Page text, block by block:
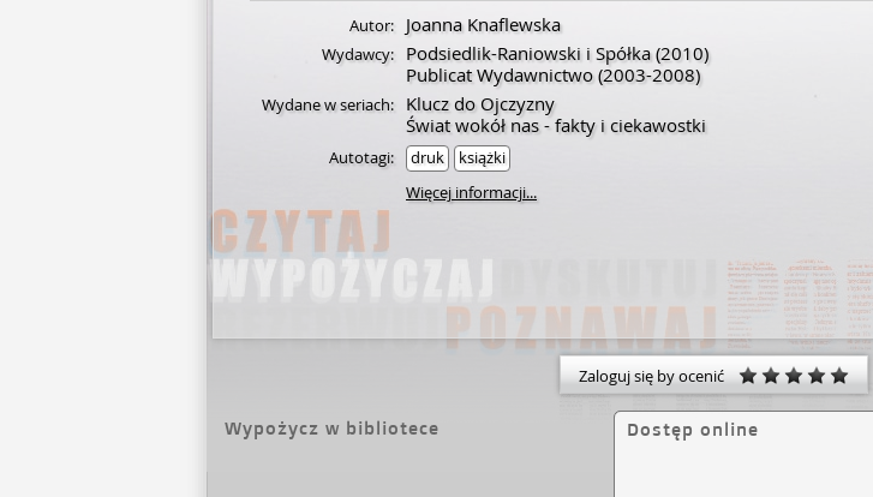
Autor: Joanna Knaflewska
Wydawcy: Podsiedlik-Raniowski i Spółka(2010)
Publicat Wydawnictwo(2003-2008)
Wydane w seriach:
Klucz do Ojczyzny
Świat wokół nas - fakty i ciekawostki
Autotagi: druk
książki
Więcej informacji...
Zaloguj się by ocenić
Wypożycz w bibliotece Dostęp online